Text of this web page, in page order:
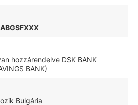
hozzárendelve DSK BANK
BANK)
Bulgária